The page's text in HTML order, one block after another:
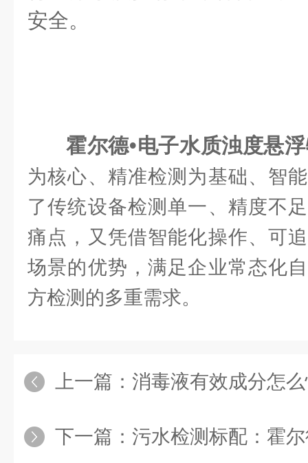
安全。
霍尔德•电子水质浊度悬
为核心、精准检测为基础、智
了传统设备检测单一、精度不
痛点，又凭借智能化操作、可
场景的优势，满足企业常态化
方检测的多重需求。
上一篇： 消毒液有效成分怎么快速测？霍尔
下一篇： 污水检测标配：霍尔德电